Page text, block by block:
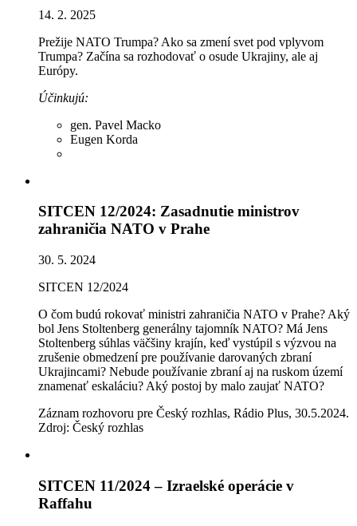
14. 2. 2025
Prežije NATO Trumpa? Ako sa zmení svet pod vplyvom
Trumpa? Začína sa rozhodovať o osude Ukrajiny, ale aj
Európy.
Účinkujú:
gen. Pavel Macko
Eugen Korda
SITCEN 12/2024: Zasadnutie ministrov
zahraničia NATO v Prahe
30. 5. 2024
SITCEN 12/2024
O čom budú rokovať ministri zahraničia NATO v Prahe? Aký
bol Jens Stoltenberg generálny tajomník NATO? Má Jens
Stoltenberg súhlas väčšiny krajín, keď vystúpil s výzvou na
zrušenie obmedzení pre používanie darovaných zbraní
Ukrajincami? Nebude používanie zbraní aj na ruskom území
znamenať eskaláciu? Aký postoj by malo zaujať NATO?
Záznam rozhovoru pre Český rozhlas, Rádio Plus, 30.5.2024.
Zdroj: Český rozhlas
SITCEN 11/2024 – Izraelské operácie v
Raffahu